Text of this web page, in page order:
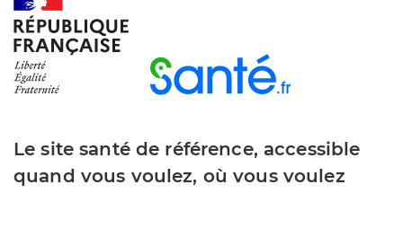
Le site santé de référence, accessible
quand vous voulez, où vous voulez